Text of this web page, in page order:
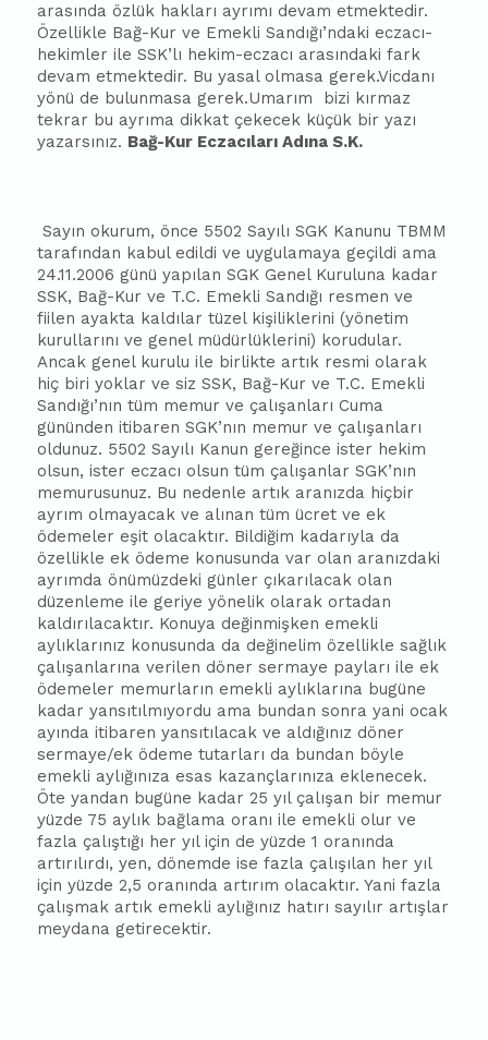
arasında özlük hakları ayrımı devam etmektedir.
Özellikle Bağ-Kur ve Emekli Sandığı’ndaki eczacı-
hekimler ile SSK’lı hekim-eczacı arasındaki fark
devam etmektedir. Bu yasal olmasa gerek.Vicdanı
yönü de bulunmasa gerek.Umarım
bizi kırmaz
tekrar bu ayrıma dikkat çekecek küçük bir yazı
yazarsınız. Bağ-Kur Eczacıları Adına S.K.
Sayın okurum, önce 5502 Sayılı SGK Kanunu TBMM
tarafından kabul edildi ve uygulamaya geçildi ama
24.11.2006 günü yapılan SGK Genel Kuruluna kadar
SSK, Bağ-Kur ve T.C. Emekli Sandığı resmen ve
fiilen ayakta kaldılar tüzel kişiliklerini (yönetim
kurullarını ve genel müdürlüklerini) korudular.
Ancak genel kurulu ile birlikte artık resmi olarak
hiç biri yoklar ve siz SSK, Bağ-Kur ve T.C. Emekli
Sandığı’nın tüm memur ve çalışanları Cuma
gününden itibaren SGK’nın memur ve çalışanları
oldunuz. 5502 Sayılı Kanun gereğince ister hekim
olsun, ister eczacı olsun tüm çalışanlar SGK’nın
memurusunuz. Bu nedenle artık aranızda hiçbir
ayrım olmayacak ve alınan tüm ücret ve ek
ödemeler eşit olacaktır. Bildiğim kadarıyla da
özellikle ek ödeme konusunda var olan aranızdaki
ayrımda önümüzdeki günler çıkarılacak olan
düzenleme ile geriye yönelik olarak ortadan
kaldırılacaktır. Konuya değinmişken emekli
aylıklarınız konusunda da değinelim özellikle sağlık
çalışanlarına verilen döner sermaye payları ile ek
ödemeler memurların emekli aylıklarına bugüne
kadar yansıtılmıyordu ama bundan sonra yani ocak
ayında itibaren yansıtılacak ve aldığınız döner
sermaye/ek ödeme tutarları da bundan böyle
emekli aylığınıza esas kazançlarınıza eklenecek.
Öte yandan bugüne kadar 25 yıl çalışan bir memur
yüzde 75 aylık bağlama oranı ile emekli olur ve
fazla çalıştığı her yıl için de yüzde 1 oranında
artırılırdı, yen, dönemde ise fazla çalışılan her yıl
için yüzde 2,5 oranında artırım olacaktır. Yani fazla
çalışmak artık emekli aylığınız hatırı sayılır artışlar
meydana getirecektir.